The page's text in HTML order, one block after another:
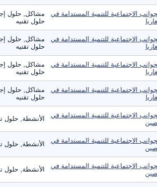
الاجتماعية للتنمية المستدامة في
مشاكل, حلول
حلول تقنيه
الاجتماعية للتنمية المستدامة في
مشاكل, حلول
حلول تقنيه
الاجتماعية للتنمية المستدامة في
مشاكل, حلول
حلول تقنيه
الاجتماعية للتنمية المستدامة في
مشاكل, حلول
حلول تقنيه
الاجتماعية للتنمية المستدامة في
الأنشطة, حلول
الاجتماعية للتنمية المستدامة في
الأنشطة, حلول
الاجتماعية للتنمية المستدامة في
الأنشطة, حلول